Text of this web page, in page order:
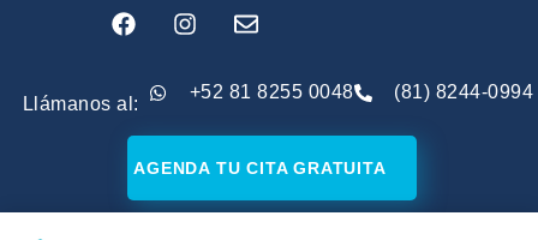
Llámanos al:
+52 81 8255 0048 (81) 8244-0994
AGENDA TU CITA GRATUITA